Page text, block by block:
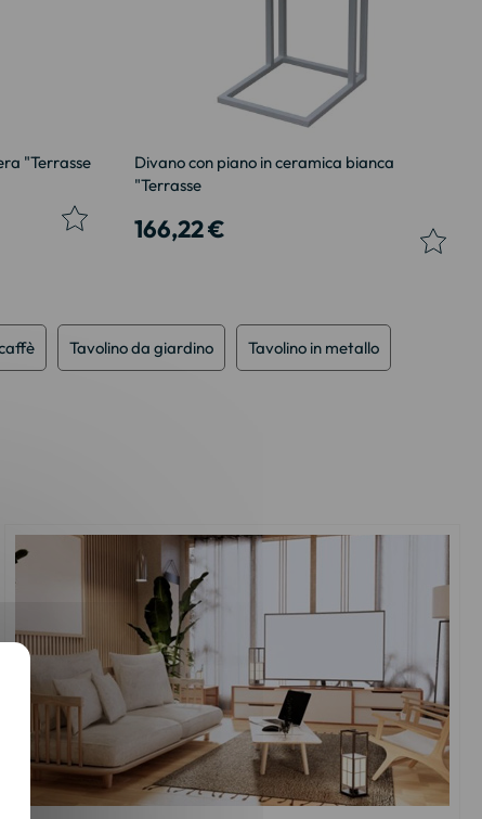
"Terrasse
Divano con piano in ceramica bianca
"Terrasse
166,22 €
Tavolino da giardino Tavolino in metallo